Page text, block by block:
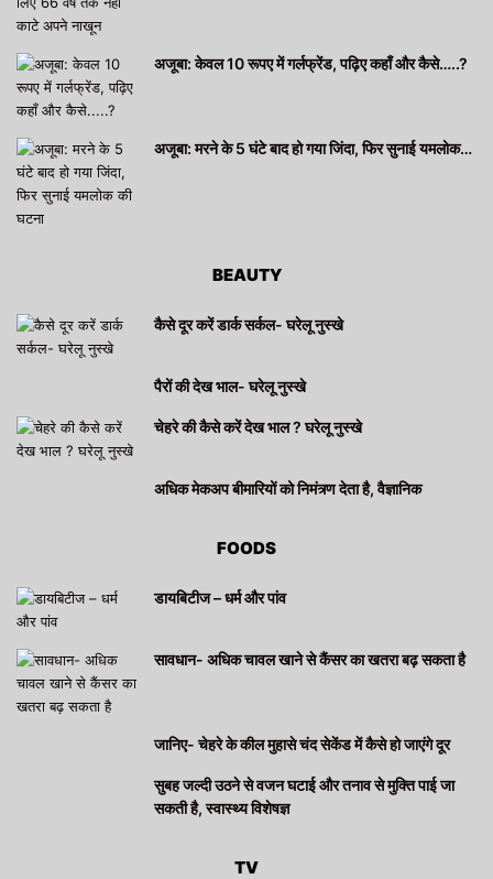
अजूबा: केवल 10 रूपए में गर्लफ्रेंड, पढ़िए कहाँ और कैसे…..?
अजूबा: मरने के 5 घंटे बाद हो गया जिंदा, फिर सुनाई यमलोक…
BEAUTY
कैसे दूर करें डार्क सर्कल- घरेलू नुस्खे
पैरों की देख भाल- घरेलू नुस्खे
चेहरे की कैसे करें देख भाल ? घरेलू नुस्खे
अधिक मेकअप बीमारियों को निमंत्र्ण देता है, वैज्ञानिक
FOODS
डायबिटीज – धर्म और पांव
सावधान- अधिक चावल खाने से कैंसर का खतरा बढ़ सकता है
जानिए- चेहरे के कील मुहासे चंद सेकेंड में कैसे हो जाएंगे दूर
सुबह जल्दी उठने से वजन घटाई और तनाव से मुक्ति पाई जा
सकती है, स्वास्थ्य विशेषज्ञ
TV